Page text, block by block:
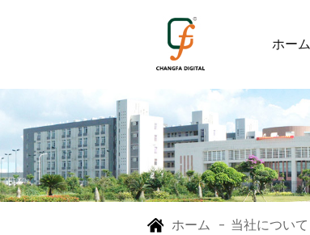
ホーム
ホーム - 当社について